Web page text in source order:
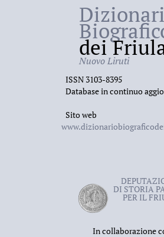
dei
Nuovo Liruti
ISSN 3103-8395
Database in continuo
Sito web
DI STORIA
PER IL
In collaborazione